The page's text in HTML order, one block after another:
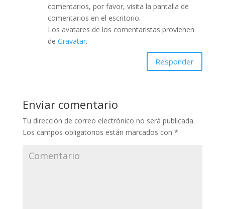
comentarios, por favor, visita la pantalla de
comentarios en el escritorio.
Los avatares de los comentaristas provienen
de Gravatar.
Responder
Enviar comentario
Tu dirección de correo electrónico no será publicada.
Los campos obligatorios están marcados con *